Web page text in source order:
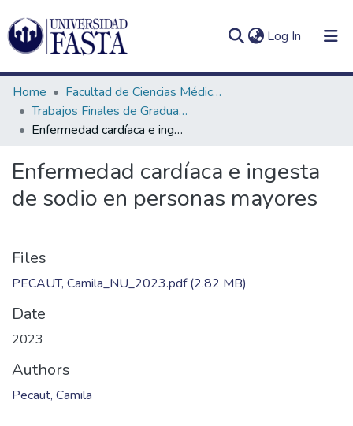
Log In (current)
Communities
&
Collections
In(current)
Home
Facultad de Ciencias Médicas
Trabajos Finales de Graduación de Licenciatura en Nutrición
Enfermedad cardíaca e ingesta de sodio en personas mayores
Enfermedad cardíaca e ingesta
de sodio en personas mayores
Files
PECAUT, Camila_NU_2023.pdf(2.82 MB)
Date
2023
Authors
Pecaut, Camila